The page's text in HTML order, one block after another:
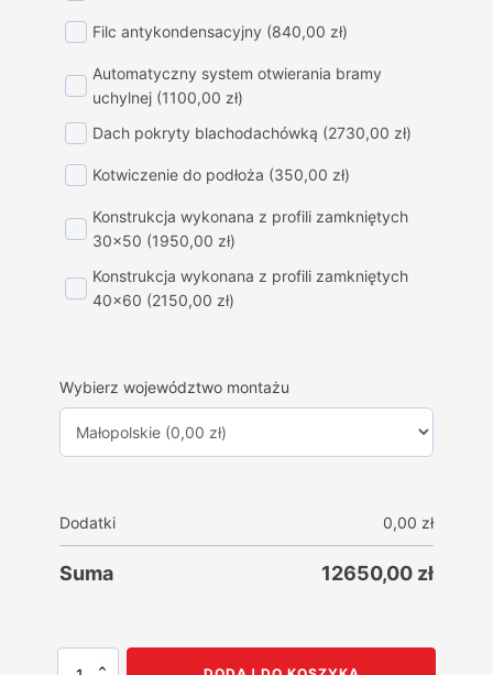
Filc antykondensacyjny (840,00 zł)
Automatyczny system otwierania bramy
uchylnej (1100,00 zł)
Dach pokryty blachodachówką (2730,00 zł)
Kotwiczenie do podłoża (350,00 zł)
Konstrukcja wykonana z profili zamkniętych
30x50 (1950,00 zł)
Konstrukcja wykonana z profili zamkniętych
40x60 (2150,00 zł)
Wybierz województwo montażu
Dodatki 0,00 zł
Suma 12650,00 zł
ilość